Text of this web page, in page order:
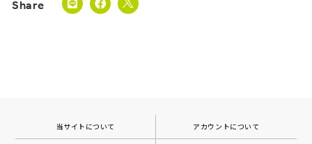
当サイトについて アカウントについて